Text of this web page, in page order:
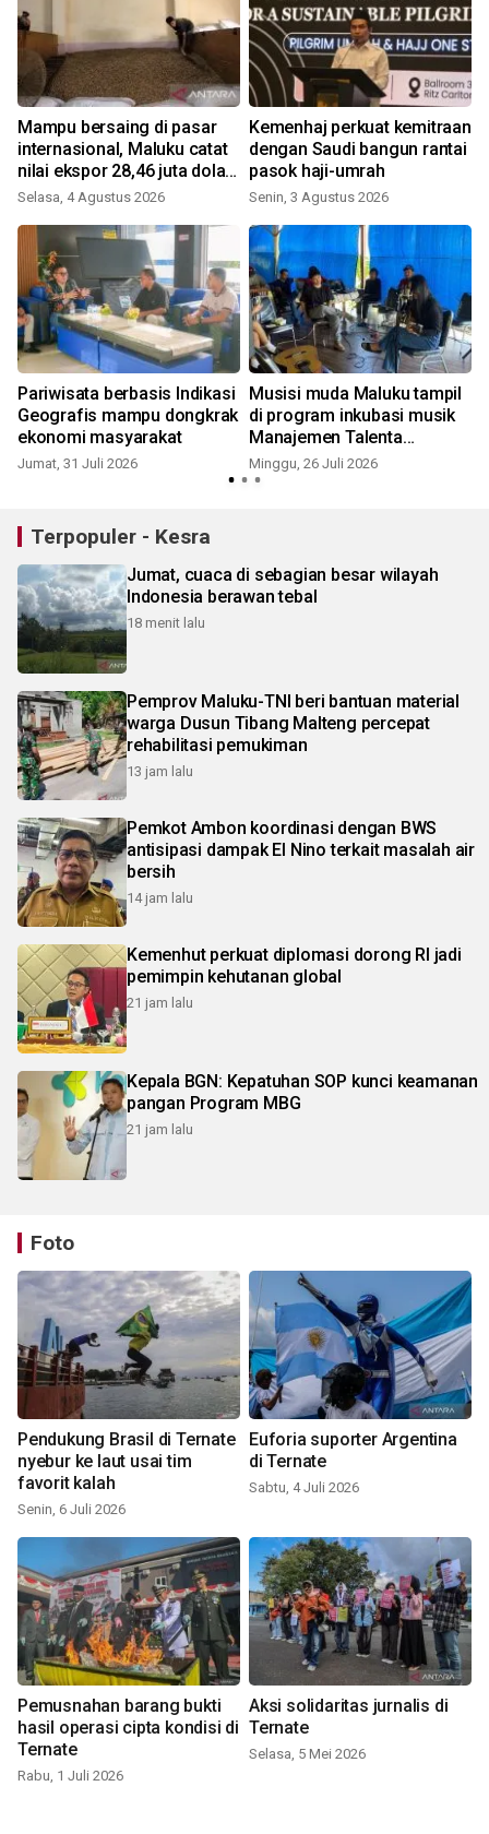
Mampu bersaing di pasar
internasional, Maluku catat
nilai ekspor 28,46 juta dolar
AS di semester I 2026
Selasa, 4 Agustus 2026
Kemenhaj perkuat kemitraan
dengan Saudi bangun rantai
pasok haji-umrah
Senin, 3 Agustus 2026
Pariwisata berbasis Indikasi
Geografis mampu dongkrak
ekonomi masyarakat
Jumat, 31 Juli 2026
Musisi muda Maluku tampil
di program inkubasi musik
Manajemen Talenta
Nasional Lab
Minggu, 26 Juli 2026
Terpopuler - Kesra
Jumat, cuaca di sebagian besar wilayah
Indonesia berawan tebal
18 menit lalu
Pemprov Maluku-TNI beri bantuan material
warga Dusun Tibang Malteng percepat
rehabilitasi pemukiman
13 jam lalu
Pemkot Ambon koordinasi dengan BWS
antisipasi dampak El Nino terkait masalah air
bersih
14 jam lalu
Kemenhut perkuat diplomasi dorong RI jadi
pemimpin kehutanan global
21 jam lalu
Kepala BGN: Kepatuhan SOP kunci keamanan
pangan Program MBG
21 jam lalu
Foto
Pendukung Brasil di Ternate
nyebur ke laut usai tim
favorit kalah
Senin, 6 Juli 2026
Euforia suporter Argentina
di Ternate
Sabtu, 4 Juli 2026
Pemusnahan barang bukti
hasil operasi cipta kondisi di
Ternate
Rabu, 1 Juli 2026
Aksi solidaritas jurnalis di
Ternate
Selasa, 5 Mei 2026